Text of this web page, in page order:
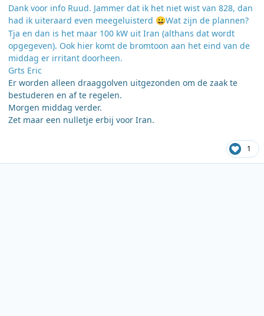
Dank voor info Ruud. Jammer dat ik het niet wist van 828, dan
had ik uiteraard even meegeluisterd 😀Wat zijn de plannen?
Tja en dan is het maar 100 kW uit Iran (althans dat wordt
opgegeven). Ook hier komt de bromtoon aan het eind van de
middag er irritant doorheen.
Grts Eric
Er worden alleen draaggolven uitgezonden om de zaak te
bestuderen en af te regelen.
Morgen middag verder.
Zet maar een nulletje erbij voor Iran.
1